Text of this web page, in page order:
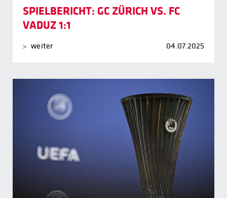
SPIELBERICHT: GC ZÜRICH VS. FC
VADUZ 1:1
weiter 04.07.2025